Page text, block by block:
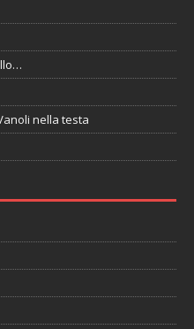
nella testa